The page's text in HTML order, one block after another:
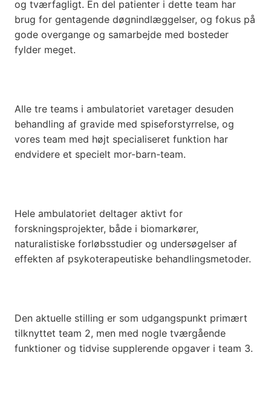
og tværfagligt. En del patienter i dette team har
brug for gentagende døgnindlæggelser, og fokus på
gode overgange og samarbejde med bosteder
fylder meget.
Alle tre teams i ambulatoriet varetager desuden
behandling af gravide med spiseforstyrrelse, og
vores team med højt specialiseret funktion har
endvidere et specielt mor-barn-team.
Hele ambulatoriet deltager aktivt for
forskningsprojekter, både i biomarkører,
naturalistiske forløbsstudier og undersøgelser af
effekten af psykoterapeutiske behandlingsmetoder.
Den aktuelle stilling er som udgangspunkt primært
tilknyttet team 2, men med nogle tværgående
funktioner og tidvise supplerende opgaver i team 3.